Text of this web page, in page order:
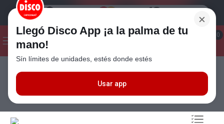
¡Hola! ¿Qué estas buscando? 0
Seleccioná el método de entrega
×
Llegó Disco App ¡a la palma de tu
mano!
Sín límites de unidades, estés donde estés
Usar app
Cerveza Rubia 330 Cc Corona
3.